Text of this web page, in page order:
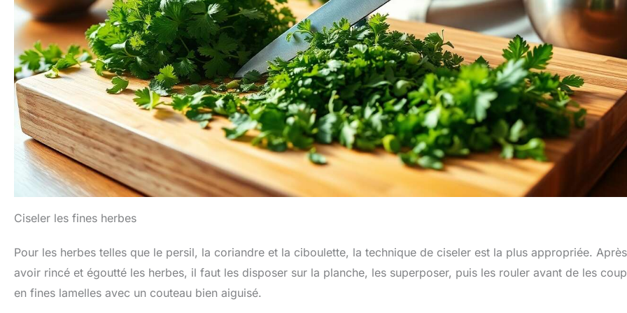
Ciseler les fines herbes
Pour les herbes telles que le persil, la coriandre et la ciboulette, la technique de ciseler est la plus appropriée. Après
avoir rincé et égoutté les herbes, il faut les disposer sur la planche, les superposer, puis les rouler avant de les
en fines lamelles avec un couteau bien aiguisé.